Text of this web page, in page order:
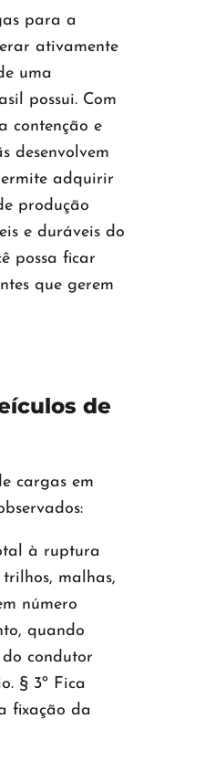
para a
ativamente
uma
possui. Com
contenção e
desenvolvem
adquirir
produção
e duráveis do
possa ficar
que gerem
de
cargas em
à ruptura
malhas,
número
quando
condutor
§ 3º Fica
fixação da